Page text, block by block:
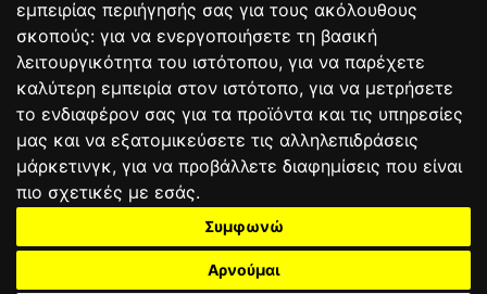
εμπειρίας περιήγησής σας για τους ακόλουθους
σκοπούς: για να ενεργοποιήσετε τη βασική
λειτουργικότητα του ιστότοπου, για να παρέχετε
καλύτερη εμπειρία στον ιστότοπο, για να μετρήσετε
το ενδιαφέρον σας για τα προϊόντα και τις υπηρεσίες
μας και να εξατομικεύσετε τις αλληλεπιδράσεις
μάρκετινγκ, για να προβάλλετε διαφημίσεις που είναι
πιο σχετικές με εσάς.
Συμφωνώ
Αρνούμαι
ΟΡΟΙ ΧΡΗΣΗΣΠΟΛΙΤΙΚΗ ΠΡΟΣΤΑΣΙΑΣ
ΑΓΩΝΕΣΑΠΟΤΕΛΕΣΜΑΤΑΑΓΟΡΑ